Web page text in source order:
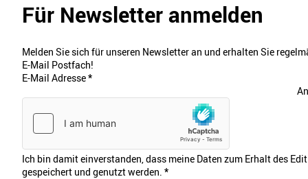
Für Newsletter anmelden
Melden Sie sich für unseren Newsletter an und erhalten Sie
E-Mail Postfach!
E-Mail Adresse*
Ich bin damit einverstanden, dass meine Daten zum Erhalt des
gespeichert und genutzt werden. *